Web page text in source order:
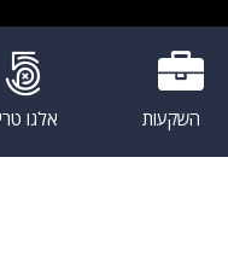
השקעות אלגו